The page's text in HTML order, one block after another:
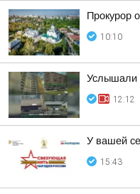
Прокурор
10:10
Услышали
12:12
У вашей
15:43